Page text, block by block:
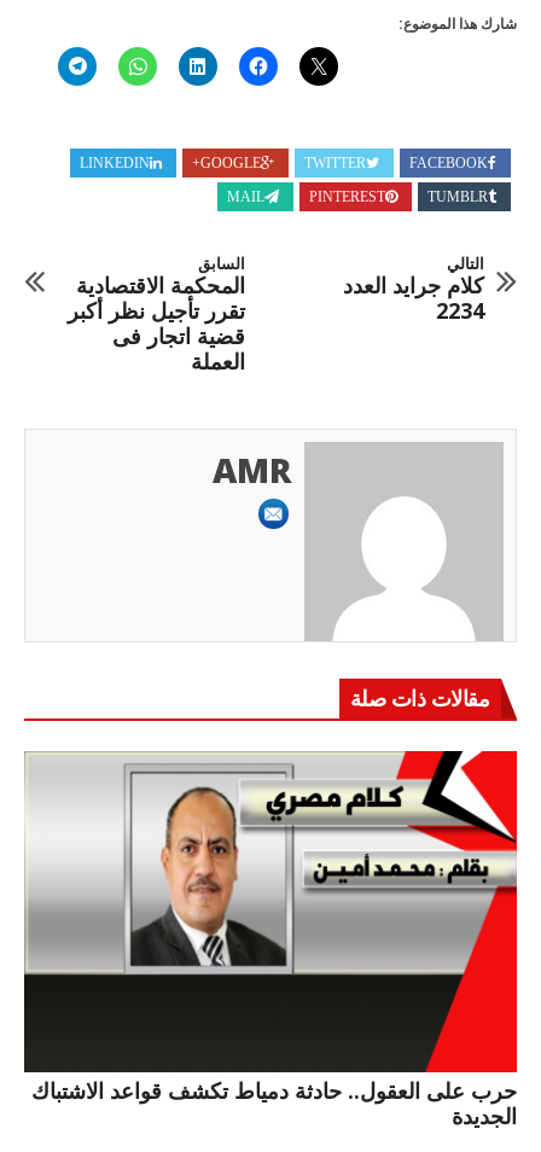
شارك هذا الموضوع:
FACEBOOK
TWITTER
GOOGLE+
LINKEDIN
TUMBLR
PINTEREST
MAIL
السابق
المحكمة الاقتصادية
تقرر تأجيل نظر أكبر
قضية اتجار فى
العملة
التالي
كلام جرايد العدد
2234
AMR
مقالات ذات صلة
حرب على العقول.. حادثة دمياط تكشف قواعد الاشتباك
الجديدة